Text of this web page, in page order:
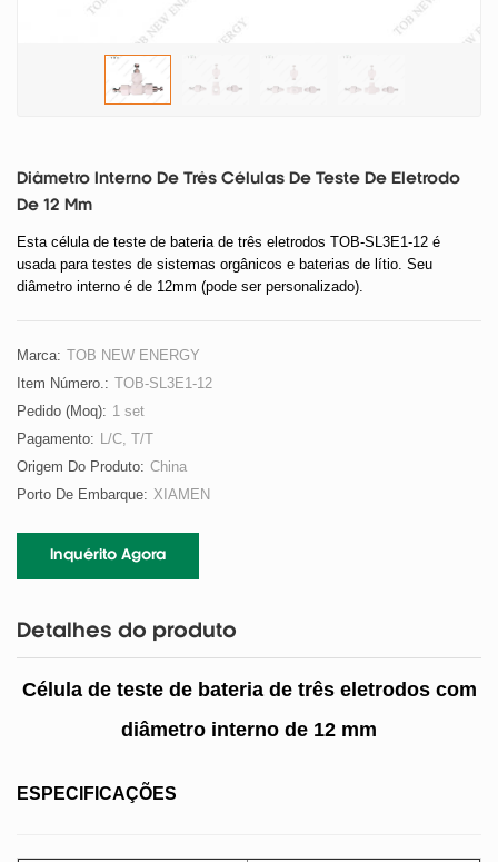
Diâmetro Interno De Três Células De Teste De Eletrodo
De 12 Mm
Esta célula de teste de bateria de três eletrodos TOB-SL3E1-12 é
usada para testes de sistemas orgânicos e baterias de lítio. Seu
diâmetro interno é de 12mm (pode ser personalizado).
Marca: TOB NEW ENERGY
Item Número.: TOB-SL3E1-12
Pedido (moq): 1 set
Pagamento: L/C, T/T
Origem Do Produto: China
Porto De Embarque: XIAMEN
Inquérito Agora
Detalhes do produto
Célula de teste de bateria de três eletrodos com
diâmetro interno de 12 mm
ESPECIFICAÇÕES